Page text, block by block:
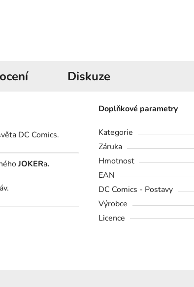
Diskuze
DC Comics.
JOKERa.
Doplňkové parametry
Kategorie
Záruka
Hmotnost
EAN
DC Comics - Postavy
Výrobce
Licence